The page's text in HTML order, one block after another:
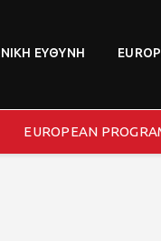
ΕΥΘΥΝΗ
EUROPEAN